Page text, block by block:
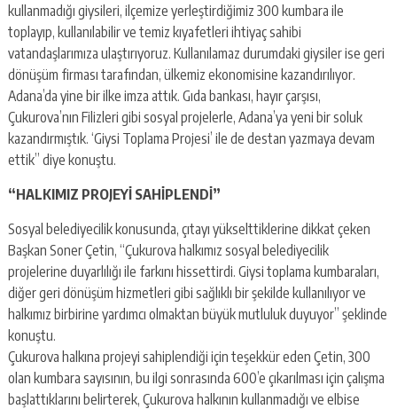
kullanmadığı giysileri, ilçemize yerleştirdiğimiz 300 kumbara ile
toplayıp, kullanılabilir ve temiz kıyafetleri ihtiyaç sahibi
vatandaşlarımıza ulaştırıyoruz. Kullanılamaz durumdaki giysiler ise geri
dönüşüm firması tarafından, ülkemiz ekonomisine kazandırılıyor.
Adana’da yine bir ilke imza attık. Gıda bankası, hayır çarşısı,
Çukurova’nın Filizleri gibi sosyal projelerle, Adana’ya yeni bir soluk
kazandırmıştık. ‘Giysi Toplama Projesi’ ile de destan yazmaya devam
ettik” diye konuştu.
“HALKIMIZ PROJEYİ SAHİPLENDİ”
Sosyal belediyecilik konusunda, çıtayı yükselttiklerine dikkat çeken
Başkan Soner Çetin, “Çukurova halkımız sosyal belediyecilik
projelerine duyarlılığı ile farkını hissettirdi. Giysi toplama kumbaraları,
diğer geri dönüşüm hizmetleri gibi sağlıklı bir şekilde kullanılıyor ve
halkımız birbirine yardımcı olmaktan büyük mutluluk duyuyor” şeklinde
konuştu.
Çukurova halkına projeyi sahiplendiği için teşekkür eden Çetin, 300
olan kumbara sayısının, bu ilgi sonrasında 600’e çıkarılması için çalışma
başlattıklarını belirterek, Çukurova halkının kullanmadığı ve elbise